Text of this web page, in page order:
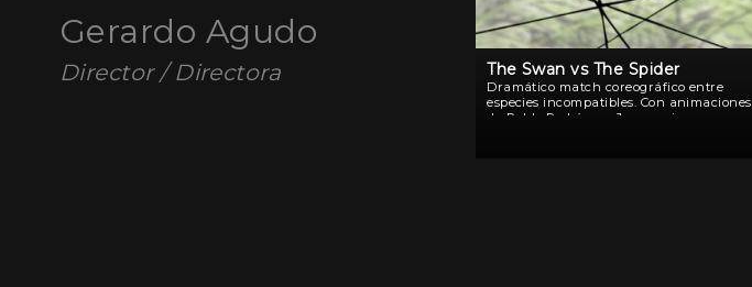
Gerardo Agudo
Director / Directora The Swan vs The Spider
Dramático match coreográfico entre
especies incompatibles. Con animaciones
de Pablo Rodríguez Jauregui.